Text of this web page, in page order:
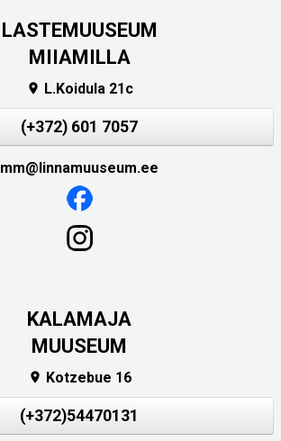
LASTEMUUSEUM
MIIAMILLA
 L.Koidula 21c
(+372) 601 7057
mm@linnamuuseum.ee
KALAMAJA
MUUSEUM
 Kotzebue 16
(+372)54470131